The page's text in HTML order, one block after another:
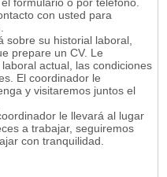
formulario o por teléfono.
con usted para
sobre su historial laboral,
prepare un CV. Le
actual, las condiciones
El coordinador le
y visitaremos juntos el
le llevará al lugar
a trabajar, seguiremos
con tranquilidad.